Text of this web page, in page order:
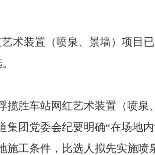
术装置（喷泉、景墙）项目
揽胜车站网红艺术装置（喷泉
集团党委会纪要明确“在场地
施工条件，比选人拟先实施喷